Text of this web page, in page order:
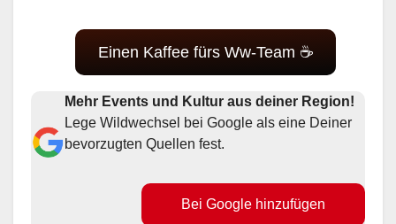
Einen Kaffee fürs Ww-Team ☕
Mehr Events und Kultur aus deiner Region!
Lege Wildwechsel bei Google als eine Deiner
bevorzugten Quellen fest.
Bei Google hinzufügen